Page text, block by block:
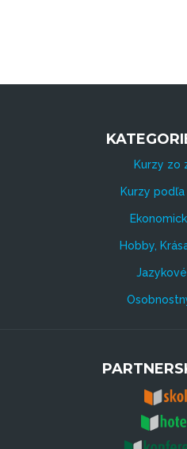
Kurzy zo
Kurzy
Hobby,